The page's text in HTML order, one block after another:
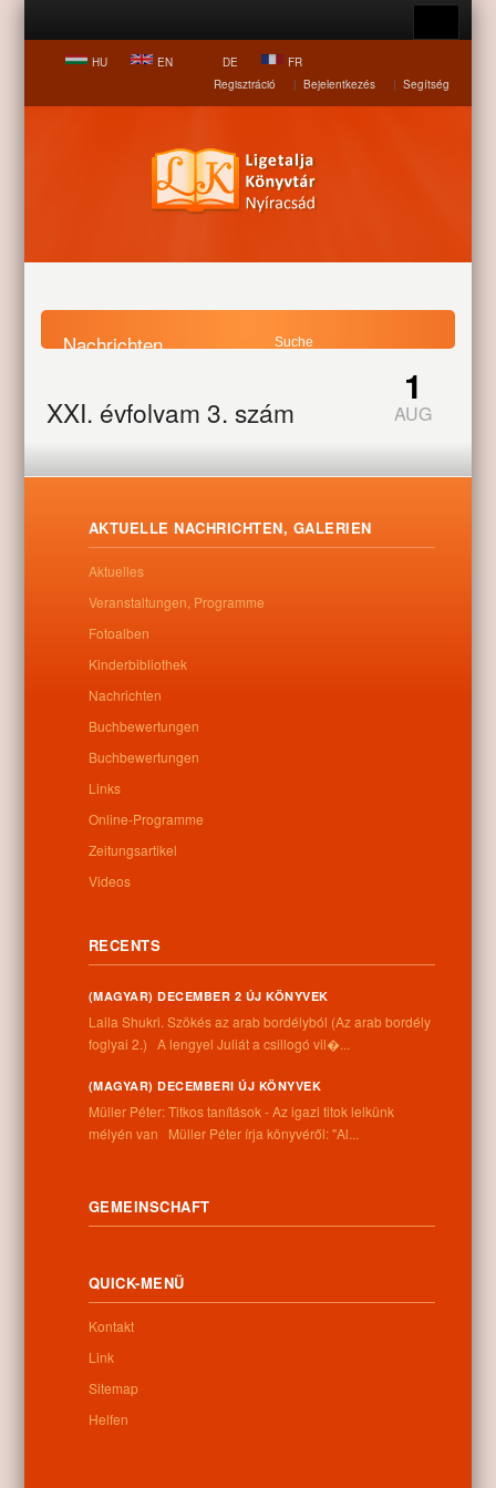
HU EN DE
FR
Regisztráció
| Bejelentkezés | Segítség
Nachrichten
XXI. évfolyam 3. szám
XXI. évfolyam 3. szám
Letöltés
1
AUG
0
Verwandte beiträge
Categories:Allgemein
Informationen
Anschrift:
4262 Nyíracsád, Kassai u. 4.
Telefonnummer:
Öffnungszeiten:
Montag: 9:00-12:00 13:00-16:30
Dienstag: 9:00-12:00 13:00-16:30
Samstag: 9:00-12:00
Newsletter
AKTUELLE NACHRICHTEN, GALERIEN
Aktuelles
Veranstaltungen, Programme
Fotoalben
Kinderbibliothek
Nachrichten
Buchbewertungen
Buchbewertungen
Links
Online-Programme
Zeitungsartikel
Videos
RECENTS
(MAGYAR) DECEMBER 2 ÚJ KÖNYVEK
Laila Shukri. Szökés ​az arab bordélyból (Az arab bordély
foglyai 2.) A lengyel Juliát a csillogó vil�...
(MAGYAR) DECEMBERI ÚJ KÖNYVEK
Müller Péter: Titkos tanítások - Az igazi titok lelkünk
mélyén van Müller Péter írja könyvéről: "Al...
GEMEINSCHAFT
QUICK-MENÜ
Kontakt
Link
Sitemap
Helfen